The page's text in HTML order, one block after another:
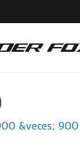
&veces; 900